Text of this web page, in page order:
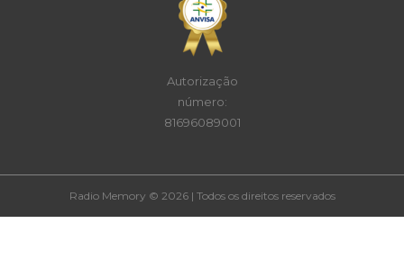
Autorização
número:
81696089001
Radio Memory © 2026 | Todos os direitos reservados